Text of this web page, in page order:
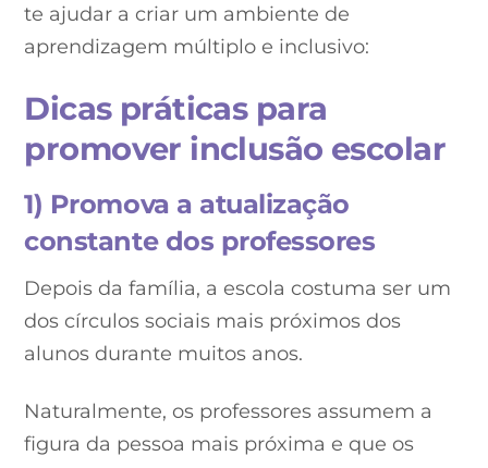
te ajudar a criar um ambiente de
aprendizagem múltiplo e inclusivo:
Dicas práticas para
promover inclusão escolar
1) Promova a atualização
constante dos professores
Depois da família, a escola costuma ser um
dos círculos sociais mais próximos dos
alunos durante muitos anos.
Naturalmente, os professores assumem a
figura da pessoa mais próxima e que os